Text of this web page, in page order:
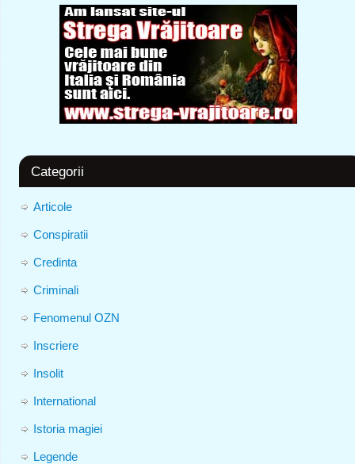
Categorii
Articole
Conspiratii
Credinta
Criminali
Fenomenul OZN
Inscriere
Insolit
International
Istoria magiei
Legende